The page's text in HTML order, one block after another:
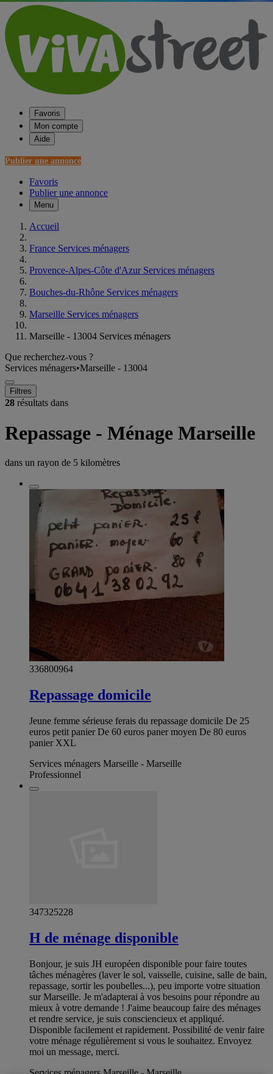
Favoris
Mon compte
Aide
Publier une annonce
Favoris
Publier une annonce
Menu
Accueil
France Services ménagers
Provence-Alpes-Côte d'Azur Services ménagers
Bouches-du-Rhône Services ménagers
Marseille Services ménagers
Marseille - 13004 Services ménagers
Que recherchez-vous ?
Services ménagers•Marseille - 13004
Filtres
28 résultats dans
Repassage - Ménage Marseille
dans un rayon de 5 kilomètres
336800964
Repassage domicile
Jeune femme sérieuse ferais du repassage domicile De 25
euros petit panier De 60 euros paner moyen De 80 euros
panier XXL
Services ménagers Marseille - Marseille
Professionnel
347325228
H de ménage disponible
Bonjour, je suis JH européen disponible pour faire toutes
tâches ménagères (laver le sol, vaisselle, cuisine, salle de bain,
repassage, sortir les poubelles...), peu importe votre situation
sur Marseille. Je m'adapterai à vos besoins pour répondre au
mieux à votre demande ! J'aime beaucoup faire des ménages
et rendre service, je suis consciencieux et appliqué.
Disponible facilement et rapidement. Possibilité de venir faire
votre ménage régulièrement si vous le souhaitez. Envoyez
moi un message, merci.